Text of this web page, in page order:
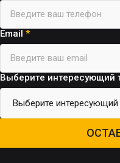
Email *
Выберите интересующий